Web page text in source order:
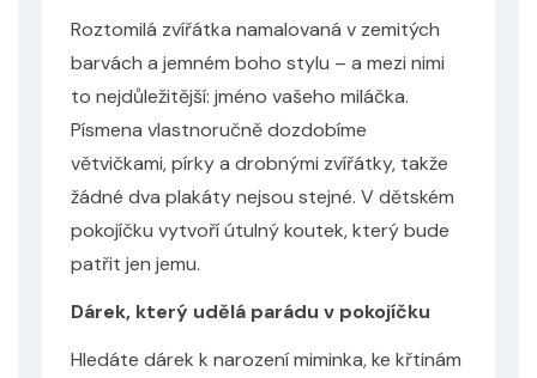
Roztomilá zvířátka namalovaná v zemitých
barvách a jemném boho stylu – a mezi nimi
to nejdůležitější: jméno vašeho miláčka.
Písmena vlastnoručně dozdobíme
větvičkami, pírky a drobnými zvířátky, takže
žádné dva plakáty nejsou stejné. V dětském
pokojíčku vytvoří útulný koutek, který bude
patřit jen jemu.
Dárek, který udělá parádu v pokojíčku
Hledáte dárek k narození miminka, ke křtinám